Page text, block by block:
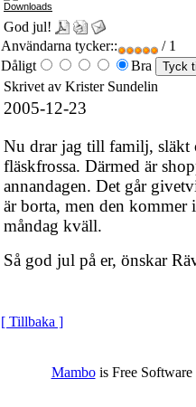
God jul!
Användarna tycker::
/ 1
Dåligt
Bra
Skrivet av Krister Sundelin
2005-12-23
Nu drar jag till familj, släkt
fläskfrossa. Därmed är
annandagen. Det går
är borta, men den kommer
måndag kväll.
Så god jul på er, önskar
[ Tillbaka ]
Mambois Free Software